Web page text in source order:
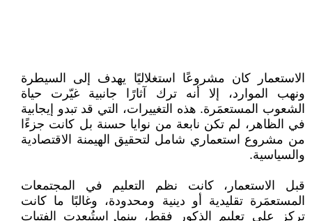
الاستعمار كان مشروعًا استغلاليًا يهدف إلى السيطرة
ونهب الموارد، إلا أنه ترك آثارًا جانبية غيّرت حياة
الشعوب المستعمَرة. هذه التغييرات، التي قد تبدو إيجابية
في الظاهر، لم تكن نابعة من نوايا حسنة بل كانت جزءًا
من مشروع استعماري شامل لتحقيق الهيمنة الاقتصادية
والسياسية.
قبل الاستعمار، كانت نظم التعليم في المجتمعات
المستعمَرة تقليدية أو دينية ومحدودة، وغالبًا ما كانت
تركز على تعليم الذكور فقط، بينما استُبعدت الفتيات